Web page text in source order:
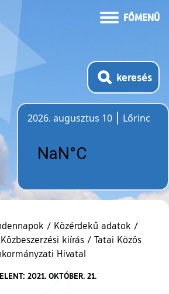
FŐMENÜ
keresés
2026. augusztus 10
Lőrinc
/ Közérdekű adatok /
Közbeszerzési kiírás / Tatai Közös
Hivatal
2021. OKTÓBER. 21.